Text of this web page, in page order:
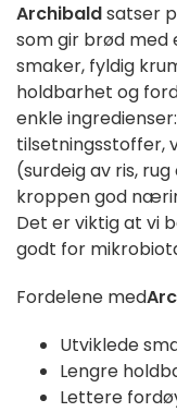
Archibaldsatser
som gir brød med
smaker, fyldig
holdbarhet og
enkle
tilsetningsstoffer,
(surdeig av ris,
kroppen god
Det er viktig at vi
godt for
Fordelene med
Utviklede
Lengre
Lettere